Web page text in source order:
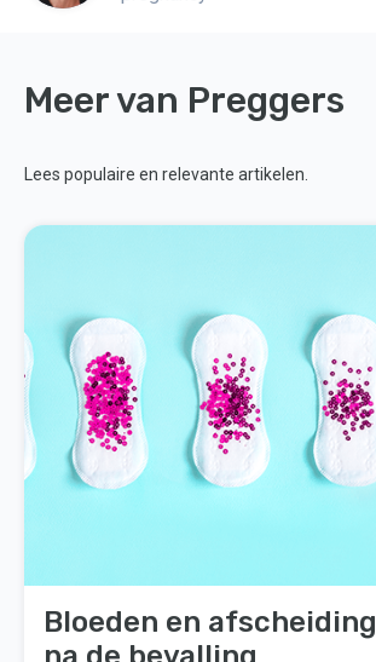
Meer van Preggers
Lees populaire en relevante artikelen.
Bloeden en afscheiding